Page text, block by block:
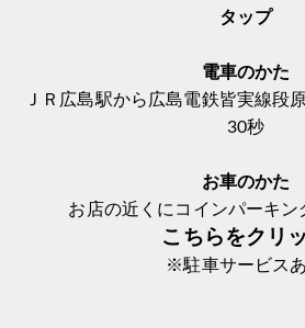
タップ
電車のかた
ＪＲ広島駅から広島電鉄皆実線
30秒
お車のかた
お店の近くにコインパーキン
こちらをクリ
※駐車サービス